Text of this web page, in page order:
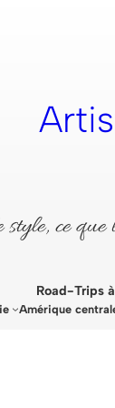
ce
Road-Trips
Amérique